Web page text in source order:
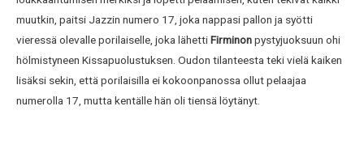
muutkin, paitsi Jazzin numero 17, joka nappasi pallon ja syötti
vieressä olevalle porilaiselle, joka lähettiFirminonpystyjuoksuun ohi
hölmistyneen Kissapuolustuksen. Oudon tilanteesta teki vielä kaiken
lisäksi sekin, että porilaisilla ei kokoonpanossa ollut pelaajaa
numerolla 17, mutta kentälle hän oli tiensä löytänyt.